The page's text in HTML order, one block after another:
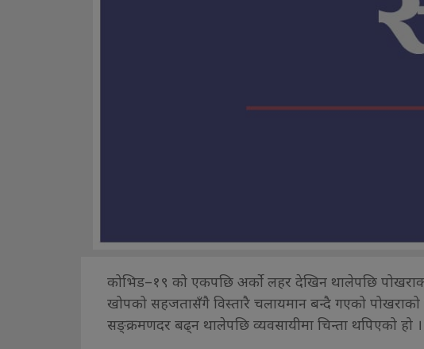
कोभिड–१९ को एकपछि अर्को लहर देखिन थालेपछि
खोपको सहजतासँगै विस्तारै चलायमान बन्दै गएको पोखराको
सङ्क्रमणदर बढ्न थालेपछि व्यवसायीमा चिन्ता थपिएको हो ।